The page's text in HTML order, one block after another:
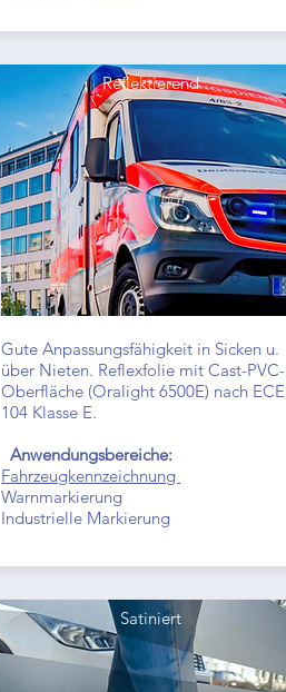
Reflektierend
Gute Anpassungsfähigkeit in Sicken u.
über Nieten. Reflexfolie mit Cast-PVC-
Oberfläche (Oralight 6500E) nach ECE
104 Klasse E.
Anwendungsbereiche:
Fahrzeugkennzeichnung
Warnmarkierung
Industrielle Markierung
Satiniert